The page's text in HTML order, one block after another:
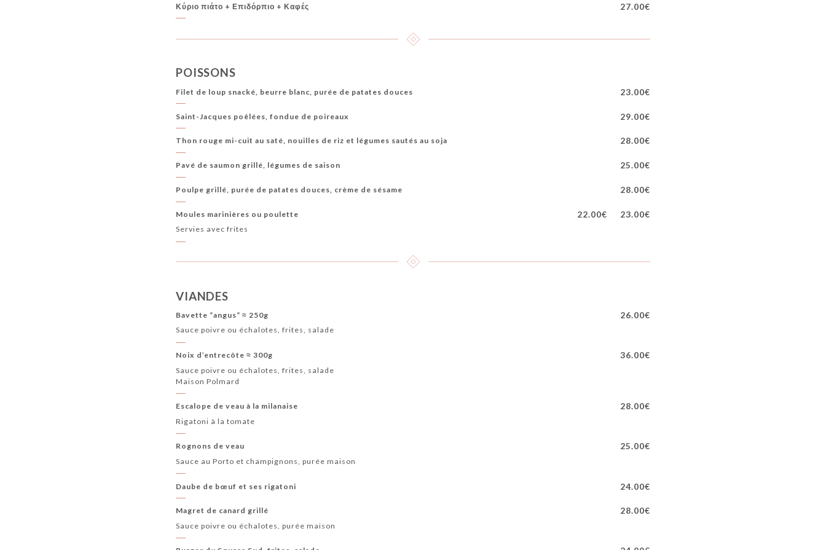
Κύριο πιάτο + Επιδόρπιο + Καφές 27.00€
POISSONS
Filet de loup snacké, beurre blanc, purée de patates douces 23.00€
Saint-Jacques poêlées, fondue de poireaux 29.00€
Thon rouge mi-cuit au saté, nouilles de riz et légumes sautés au soja 28.00€
Pavé de saumon grillé, légumes de saison 25.00€
Poulpe grillé, purée de patates douces, crème de sésame 28.00€
Moules marinières ou poulette 22.00€ 23.00€
Servies avec frites
VIANDES
Bavette “angus“ ≈ 250g 26.00€
Sauce poivre ou échalotes, frites, salade
Noix d’entrecôte ≈ 300g 36.00€
Sauce poivre ou échalotes, frites, salade
Maison Polmard
Escalope de veau à la milanaise 28.00€
Rigatoni à la tomate
Rognons de veau 25.00€
Sauce au Porto et champignons, purée maison
Daube de bœuf et ses rigatoni 24.00€
Magret de canard grillé 28.00€
Sauce poivre ou échalotes, purée maison